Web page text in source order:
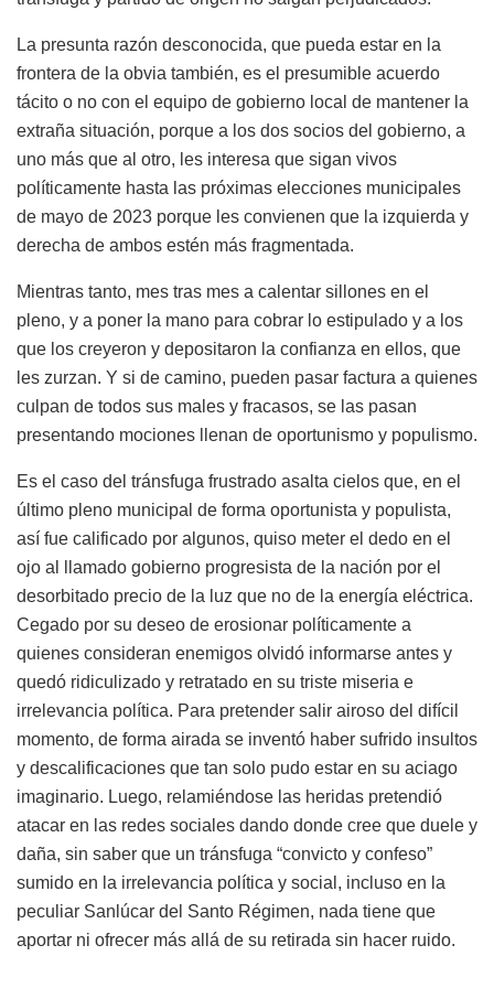
La presunta razón desconocida, que pueda estar en la
frontera de la obvia también, es el presumible acuerdo
tácito o no con el equipo de gobierno local de mantener la
extraña situación, porque a los dos socios del gobierno, a
uno más que al otro, les interesa que sigan vivos
políticamente hasta las próximas elecciones municipales
de mayo de 2023 porque les convienen que la izquierda y
derecha de ambos estén más fragmentada.
Mientras tanto, mes tras mes a calentar sillones en el
pleno, y a poner la mano para cobrar lo estipulado y a los
que los creyeron y depositaron la confianza en ellos, que
les zurzan. Y si de camino, pueden pasar factura a quienes
culpan de todos sus males y fracasos, se las pasan
presentando mociones llenan de oportunismo y populismo.
Es el caso del tránsfuga frustrado asalta cielos que, en el
último pleno municipal de forma oportunista y populista,
así fue calificado por algunos, quiso meter el dedo en el
ojo al llamado gobierno progresista de la nación por el
desorbitado precio de la luz que no de la energía eléctrica.
Cegado por su deseo de erosionar políticamente a
quienes consideran enemigos olvidó informarse antes y
quedó ridiculizado y retratado en su triste miseria e
irrelevancia política. Para pretender salir airoso del difícil
momento, de forma airada se inventó haber sufrido insultos
y descalificaciones que tan solo pudo estar en su aciago
imaginario. Luego, relamiéndose las heridas pretendió
atacar en las redes sociales dando donde cree que duele y
daña, sin saber que un tránsfuga “convicto y confeso”
sumido en la irrelevancia política y social, incluso en la
peculiar Sanlúcar del Santo Régimen, nada tiene que
aportar ni ofrecer más allá de su retirada sin hacer ruido.